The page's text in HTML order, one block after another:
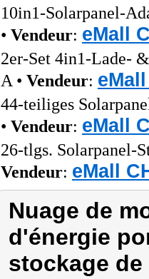
10in1-Solarpanel-
• Vendeur: eMall
2er-Set 4in1-Lade-
A • Vendeur:
44-teiliges
• Vendeur: eMall
26-tlgs. Solarpanel-
Vendeur: eMall
Nuage de
d'énergie
stockage